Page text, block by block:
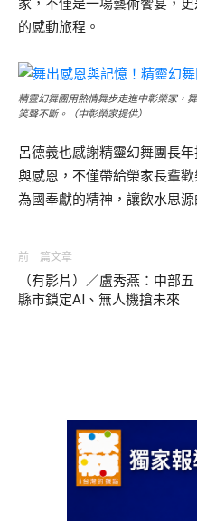
的感動旅程。
精靈幻舞團用熱情舞步走進中彰榮家，
笑聲不斷。（中彰榮家提供）
呂德義也感謝精靈幻舞團長
與感恩，不僅帶給榮家長輩
為國奉獻的精神，讓飲水思源
前一篇文章
（有影片）／盧秀燕：中部五
縣市鎖定AI、無人機搶未來